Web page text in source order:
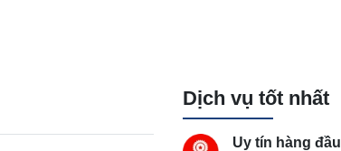
Dịch vụ tốt nhất
Uy tín hàng đầu